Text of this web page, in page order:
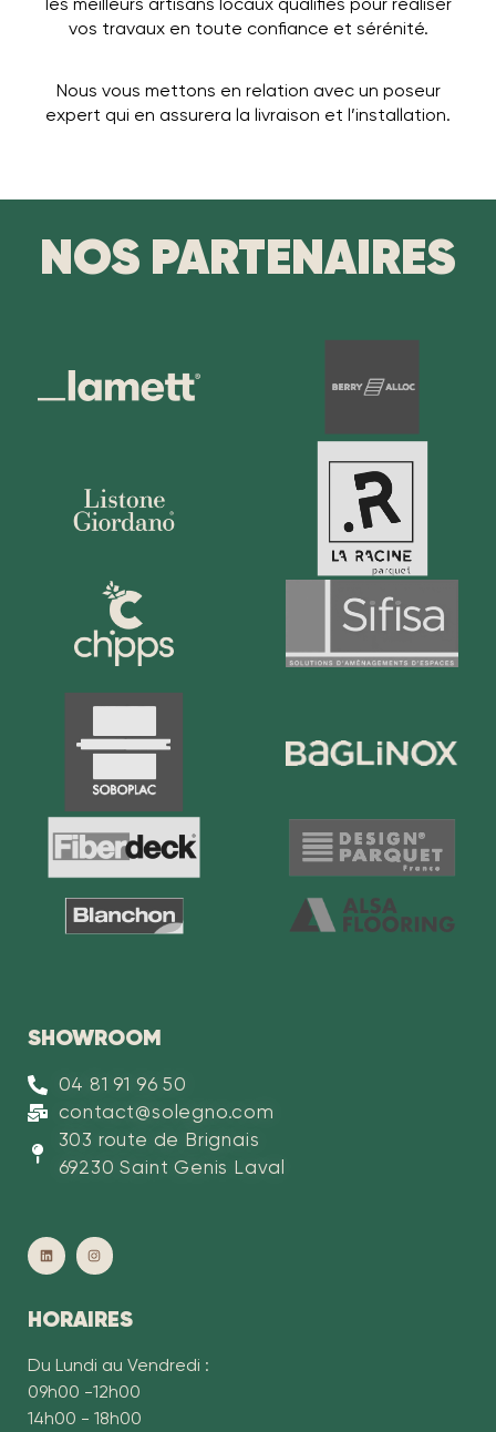
vos travaux en toute confiance et sérénité.
Nous vous mettons en relation avec un poseur
expert qui en assurera la livraison et l’installation.
NOS PARTENAIRES
SHOWROOM
04 81 91 96 50
contact@solegno.com
303 route de Brignais
69230 Saint Genis Laval
HORAIRES
Du Lundi au Vendredi :
09h00 -12h00
14h00 - 18h00